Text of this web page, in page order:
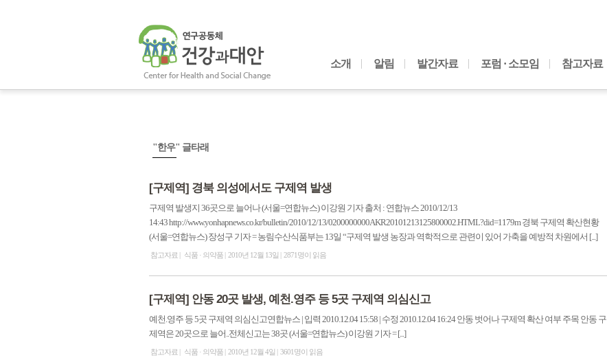
소개 알림 발간자료 포럼 · 소모임 참고자료
"한우" 글타래
[구제역] 경북 의성에서도 구제역 발생
구제역 발생지 36곳으로 늘어나 (서울=연합뉴스) 이강원 기자 출처 : 연합뉴스 2010/12/13
14:43 http://www.yonhapnews.co.kr/bulletin/2010/12/13/0200000000AKR20101213125800002.HTML?did=1179m 경북 구제역 확산현황
(서울=연합뉴스) 장성구 기자 = 농림수산식품부는 13일 “구제역 발생 농장과 역학적으로 관련이 있어 가축을 예방적 차원에서 [...]
참고자료 식품 · 의약품 2010년 12월 13일 2871명이 읽음
[구제역] 안동 20곳 발생, 예천.영주 등 5곳 구제역 의심신고
예천.영주 등 5곳 구제역 의심신고연합뉴스 | 입력 2010.12.04 15:58 | 수정 2010.12.04 16:24 안동 벗어나 구제역 확산 여부 주목 안동 구
제역은 20곳으로 늘어..전체신고는 38곳 (서울=연합뉴스) 이강원 기자 = [...]
참고자료 식품 · 의약품 2010년 12월 4일 3601명이 읽음